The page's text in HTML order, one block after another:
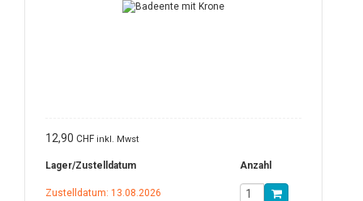
12,90 CHF inkl. Mwst
Lager/Zustelldatum Anzahl
Zustelldatum: 13.08.2026